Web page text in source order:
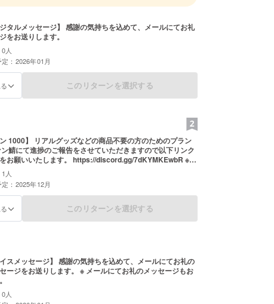
ジタルメッセージ】 感謝の気持ちを込めて、メールにてお礼
をお送りします。
人
：2026年01月
このリターンを選択する
ン 1000】 リアルグッズなどの商品不要の方のためのプラン
ます。 https://discord.gg/7dKYMKEwbR ※応
の内容は全て同様です。
人
：2025年12月
このリターンを選択する
感謝の気持ちを込めて、メールにてお礼の
します。 ※ メールにてお礼のメッセージもお
人